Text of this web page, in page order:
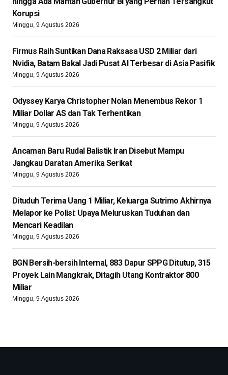
Korupsi
Minggu, 9 Agustus 2026
Firmus Raih Suntikan Dana Raksasa USD 2 Miliar dari
Nvidia, Batam Bakal Jadi Pusat AI Terbesar di Asia Pasifik
Minggu, 9 Agustus 2026
Odyssey Karya Christopher Nolan Menembus Rekor 1
Miliar Dollar AS dan Tak Terhentikan
Minggu, 9 Agustus 2026
Ancaman Baru Rudal Balistik Iran Disebut Mampu
Jangkau Daratan Amerika Serikat
Minggu, 9 Agustus 2026
Dituduh Terima Uang 1 Miliar, Keluarga Sutrimo Akhirnya
Melapor ke Polisi: Upaya Meluruskan Tuduhan dan
Mencari Keadilan
Minggu, 9 Agustus 2026
BGN Bersih-bersih Internal, 883 Dapur SPPG Ditutup, 315
Proyek Lain Mangkrak, Ditagih Utang Kontraktor 800
Miliar
Minggu, 9 Agustus 2026